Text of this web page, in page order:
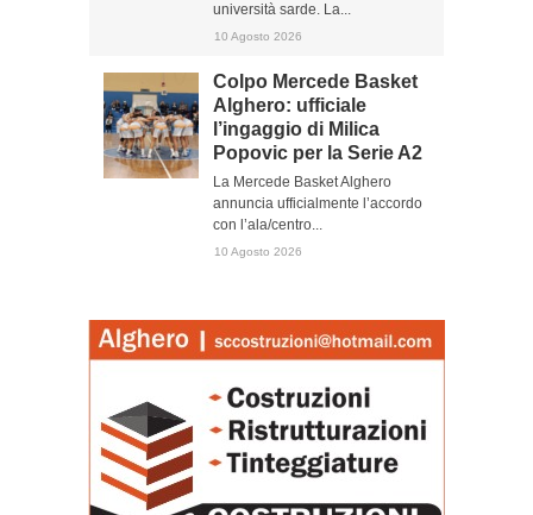
università sarde. La...
10 Agosto 2026
Colpo Mercede Basket
Alghero: ufficiale
l’ingaggio di Milica
Popovic per la Serie A2
La Mercede Basket Alghero
annuncia ufficialmente l’accordo
con l’ala/centro...
10 Agosto 2026